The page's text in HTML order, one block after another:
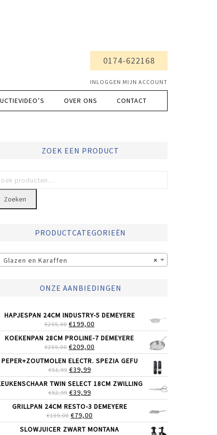
0174-622168
INLOGGEN MIJN ACCOUNT
OVER ONS CONTACT
ZOEK EEN PRODUCT
Zoeken
PRODUCTCATEGORIEËN
×
Glazen en Karaffen
ONZE AANBIEDINGEN
HAPJESPAN 24CM INDUSTRY-5 DEMEYERE
€255,00 OORSPRONKELIJKE
PRIJS
WAS:
€255,00.
€199,00
PRIJS
IS:
€199,00.
KOEKENPAN 28CM PROLINE-7 DEMEYERE
€259,00 OORSPRONKELIJKE
PRIJS
WAS:
€259,00.
€209,00
PRIJS
IS:
PEPER+ZOUTMOLEN ELECTR. SPEZIA GEFU
€51,99 OORSPRONKELIJKE
PRIJS
WAS:
€51,99.
€39,99HUIDIGE
PRIJS
IS:
€39,99.
TWIN SELECT 18CM ZWILLING
€52,99 OORSPRONKELIJKE
PRIJS
WAS:
€52,99.
€39,99HUIDIGE
PRIJS
IS:
€39,99.
GRILLPAN 24CM RESTO-3 DEMEYERE
€139,00 OORSPRONKELIJKE
PRIJS
WAS:
€79,00
PRIJS
IS:
SLOWJUICER ZWART MONTANA